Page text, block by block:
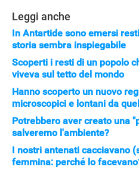
Leggi anche
In Antartide sono emersi
storia sembra inspiegabile
Scoperti i resti di un popolo
viveva sul tetto del mondo
Hanno scoperto un nuovo
microscopici e lontani da
Potrebbero aver creato una
salveremo l'ambiente?
I nostri antenati cacciavano
femmina: perché lo